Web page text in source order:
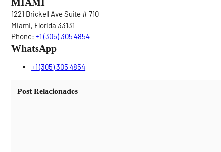
MIAMI
1221 Brickell Ave Suite # 710
Miami, Florida 33131
Phone: +1 (305) 305 4854
WhatsApp
+1 (305) 305 4854
Post Relacionados